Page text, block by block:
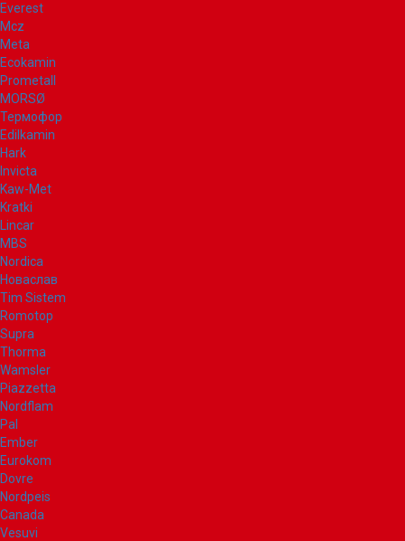
Everest
Mcz
Meta
Ecokamin
Prometall
MORSØ
Термофор
Edilkamin
Hark
Invicta
Kaw-Met
Kratki
Lincar
MBS
Nordica
Новаслав
Tim Sistem
Romotop
Supra
Thorma
Wamsler
Piazzetta
Nordflam
Pal
Ember
Eurokom
Dovre
Nordpeis
Canada
Vesuvi